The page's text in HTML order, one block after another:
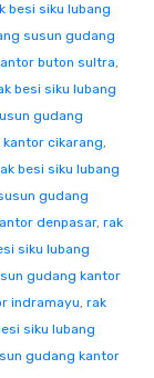
besi siku lubang
susun gudang
buton sultra,
besi siku lubang
gudang
cikarang,
besi siku lubang
gudang
denpasar, rak
siku lubang
gudang kantor
indramayu, rak
siku lubang
gudang kantor